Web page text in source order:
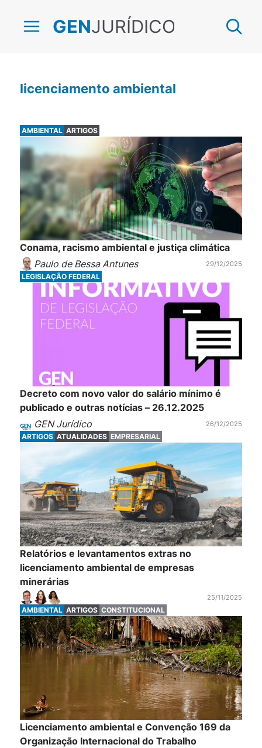
GENJURÍDICO
licenciamento ambiental
AMBIENTAL ARTIGOS
Conama, racismo ambiental e justiça climática
Paulo de Bessa Antunes
29/12/2025
LEGISLAÇÃO FEDERAL
Decreto com novo valor do salário mínimo é
publicado e outras notícias – 26.12.2025
GEN Jurídico
26/12/2025
ARTIGOS ATUALIDADES EMPRESARIAL
Relatórios e levantamentos extras no
licenciamento ambiental de empresas
minerárias
25/11/2025
AMBIENTAL ARTIGOS CONSTITUCIONAL
Licenciamento ambiental e Convenção 169 da
Organização Internacional do Trabalho